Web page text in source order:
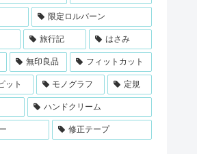
限定ロルバーン
旅行記 はさみ
無印良品 フィットカット
ット モノグラフ 定規
ハンドクリーム
修正テープ